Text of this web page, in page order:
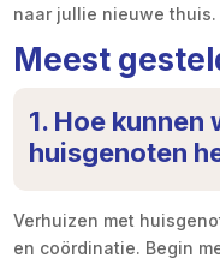
naar jullie nieuwe thuis.
Meest
1. Hoe
huisgenoten
Verhuizen met
en coördinatie. Begin